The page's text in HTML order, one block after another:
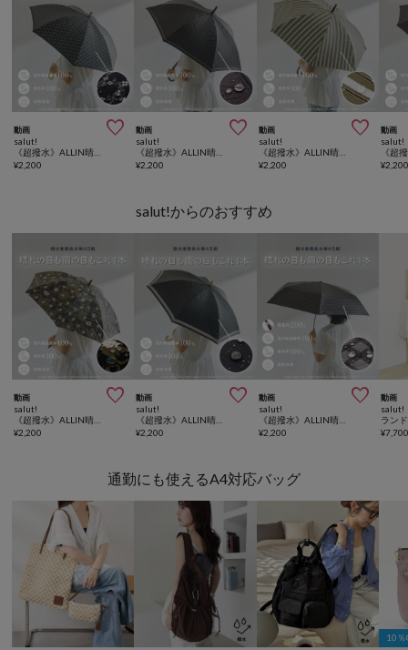
動画 
salut!
¥2,200
動画 
salut!
¥2,200
動画 
salut!
《超撥水》ALLIN晴雨兼用軽量傘ラージ長グローストライプ
¥2,200
動画
salut!
¥
salut!からのおすすめ
動画 
salut!
¥2,200
動画 
salut!
¥2,200
動画 
salut!
《超撥水》ALLIN晴雨兼用軽量傘ラージ折チェック
¥2,200
動画
salut!
¥
通勤にも使えるA4対応バッグ
10％